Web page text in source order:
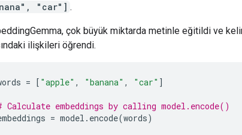
"car"] .
çok büyük miktarda metinle eğitildi ve
ilişkileri öğrendi.
= [ "apple" , "banana" , "car" ]
Calculate embeddings by calling model.encode()
= model . encode(words)